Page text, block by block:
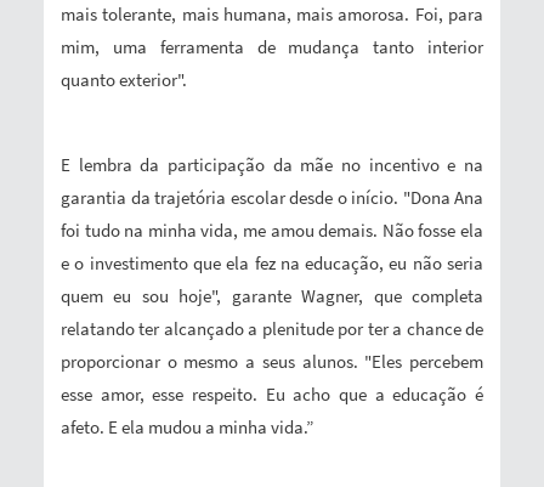
mais tolerante, mais humana, mais amorosa. Foi, para
mim, uma ferramenta de mudança tanto interior
quanto exterior".
E lembra da participação da mãe no incentivo e na
garantia da trajetória escolar desde o início. "Dona Ana
foi tudo na minha vida, me amou demais. Não fosse ela
e o investimento que ela fez na educação, eu não seria
quem eu sou hoje", garante Wagner, que completa
relatando ter alcançado a plenitude por ter a chance de
proporcionar o mesmo a seus alunos. "Eles percebem
esse amor, esse respeito. Eu acho que a educação é
afeto. E ela mudou a minha vida.”